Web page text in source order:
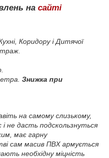
на сайті
Коридору і Дитячої
Знижка при
на самому слизькому,
і не дасть подскользнуться
має гарну
сам масив ПВХ армується
необхідну міцність